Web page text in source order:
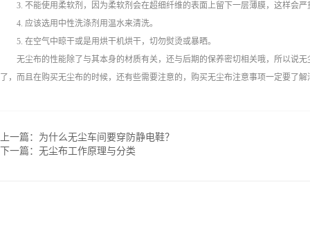
3. 不能使用柔软剂，因为柔软剂会在超细纤维的表面上留下一层薄膜，这样会
4. 应该选用中性洗涤剂用温水来清洗。
5. 在空气中晾干或是用烘干机烘干，切勿熨烫或暴晒。
无尘布的性能除了与其本身的材质有关，还与后期的保养密切相关哦，所以说
了，而且在购买无尘布的时候，还有些需要注意的，购买无尘布注意事项一定要了解
上一篇： 为什么无尘车间要穿防静电鞋？
下一篇： 无尘布工作原理与分类